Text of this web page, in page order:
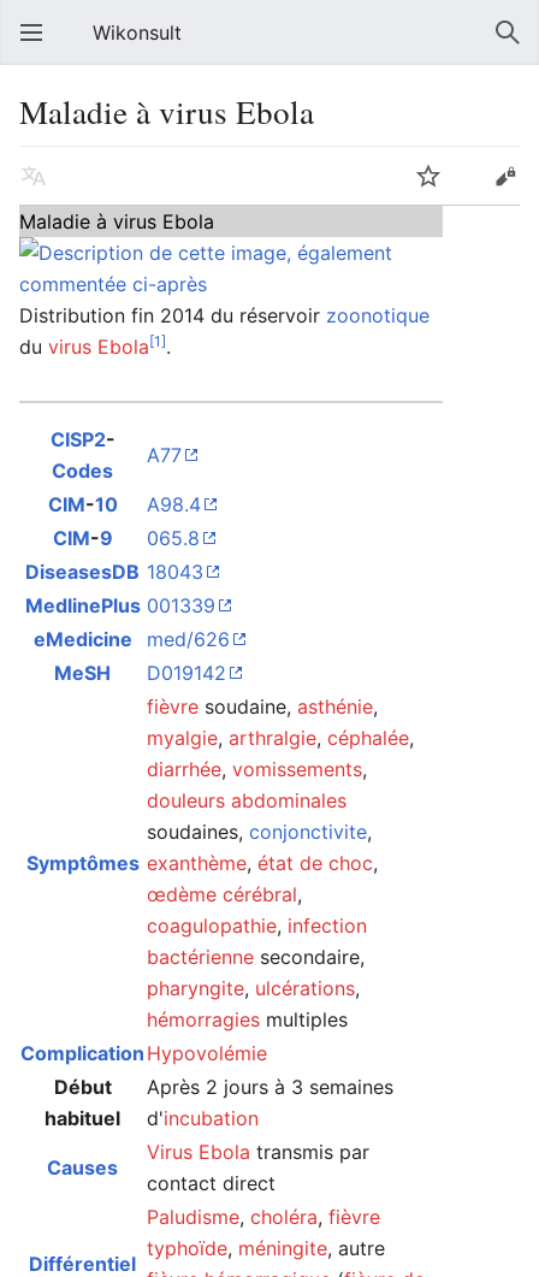
Ouvrir le menu principal
Wikonsult
Maladie à virus Ebola
Maladie à virus Ebola
Distribution fin 2014 du réservoir zoonotique
du virus Ebola[1].
CISP2-
Codes
A77
CIM-10
A98.4
CIM-9
065.8
DiseasesDB 18043
MedlinePlus 001339
eMedicine
med/626
MeSH
D019142
Symptômes
fièvre soudaine, asthénie,
myalgie, arthralgie, céphalée,
diarrhée, vomissements,
douleurs abdominales
soudaines, conjonctivite,
exanthème, état de choc,
œdème cérébral,
coagulopathie, infection
bactérienne secondaire,
pharyngite, ulcérations,
hémorragies multiples
Complication Hypovolémie
Début
habituel
Après 2 jours à 3 semaines
d'incubation
Causes
Virus Ebola transmis par
contact direct
Différentiel
Paludisme, choléra, fièvre
typhoïde, méningite, autre